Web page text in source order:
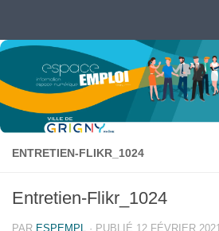
Ouvrir la barre d’outils
ENTRETIEN-FLIKR_1024
Entretien-Flikr_1024
PAR ESPEMPL · PUBLIÉ 12 FÉVRIER 2021